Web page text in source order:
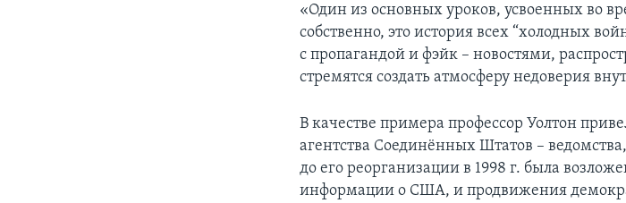
«Один из основных уроков, усвоенных во
собственно, это история всех “холодных
с пропагандой и фэйк – новостями,
стремятся создать атмосферу недоверия
В качестве примера профессор Уолтон
агентства Соединённых Штатов –
до его реорганизации в 1998 г. была
информации о США, и продвижения